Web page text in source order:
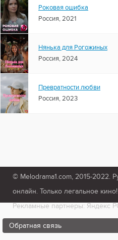
Роковая ошибка
Россия, 2021
Нянька для Рогожиных
Россия, 2024
Превратности любви
Россия, 2023
© Melodrama1.com, 2015-2022.
онлайн. Только легальное
Рекламные партнеры: Яндекс
Обратная связь